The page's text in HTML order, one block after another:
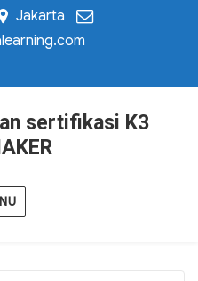
Jakarta
sertifikasi K3